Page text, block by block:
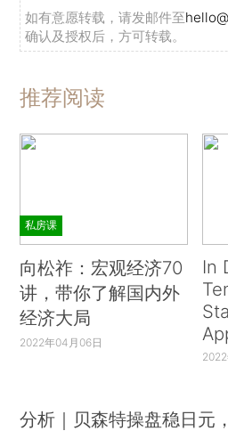
如有意愿转载，请发邮件至
确认及授权后，方可转载。
推荐阅读
私房课
向松祚：宏观经济70
讲，带你了解国内外
经济大局
2022年04月06日
In
分析｜贝森特操盘稳日元